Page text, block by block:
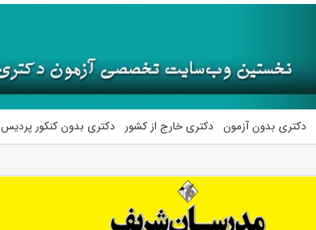
دکتری بدون آزمون دکتری خارج از کشور دکتری بدون کنکور پردیس